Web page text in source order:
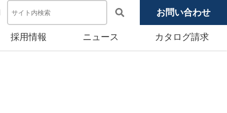
お問い合わせ
採用情報 ニュース カタログ請求